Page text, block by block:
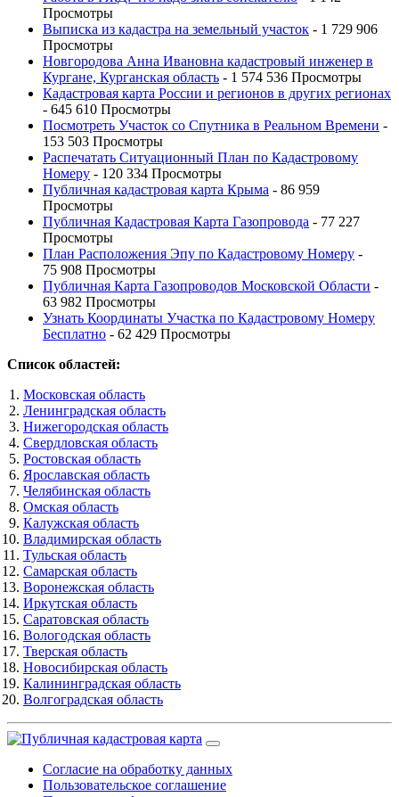
Просмотры
Выписка из кадастра на земельный участок - 1 729 906
Просмотры
Новгородова Анна Ивановна кадастровый инженер в
Кургане, Курганская область - 1 574 536 Просмотры
Кадастровая карта России и регионов в других регионах
- 645 610 Просмотры
Посмотреть Участок со Спутника в Реальном Времени -
153 503 Просмотры
Распечатать Ситуационный План по Кадастровому
Номеру - 120 334 Просмотры
Публичная кадастровая карта Крыма - 86 959
Просмотры
Публичная Кадастровая Карта Газопровода - 77 227
Просмотры
План Расположения Эпу по Кадастровому Номеру -
75 908 Просмотры
Публичная Карта Газопроводов Московской Области -
63 982 Просмотры
Узнать Координаты Участка по Кадастровому Номеру
Бесплатно - 62 429 Просмотры
Список областей:
Московская область
Ленинградская область
Нижегородская область
Свердловская область
Ростовская область
Ярославская область
Челябинская область
Омская область
Калужская область
Владимирская область
Тульская область
Самарская область
Воронежская область
Иркутская область
Саратовская область
Вологодская область
Тверская область
Новосибирская область
Калининградская область
Волгоградская область
Согласие на обработку данных
Пользовательское соглашение